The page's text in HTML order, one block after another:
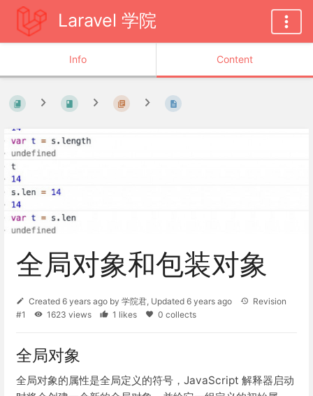
Laravel 学院
Info Content
全局对象和包装对象
Created 6 years ago by 学院君, Updated 6 years ago
Revision
#1
1623 views 1 likes 0 collects
全局对象
全局对象的属性是全局定义的符号，JavaScript 解释器启动